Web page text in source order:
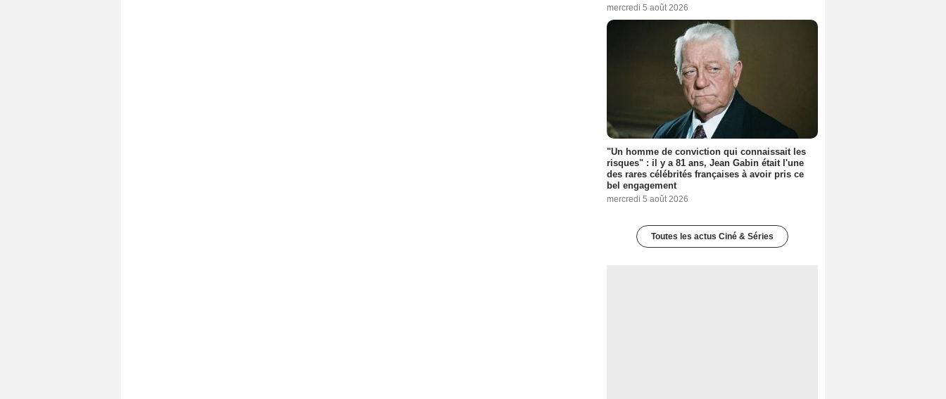
mercredi 5 août 2026
"Un homme de conviction qui connaissait les
risques" : il y a 81 ans, Jean Gabin était l'une
des rares célébrités françaises à avoir pris ce
bel engagement
mercredi 5 août 2026
Toutes les actus Ciné & Séries